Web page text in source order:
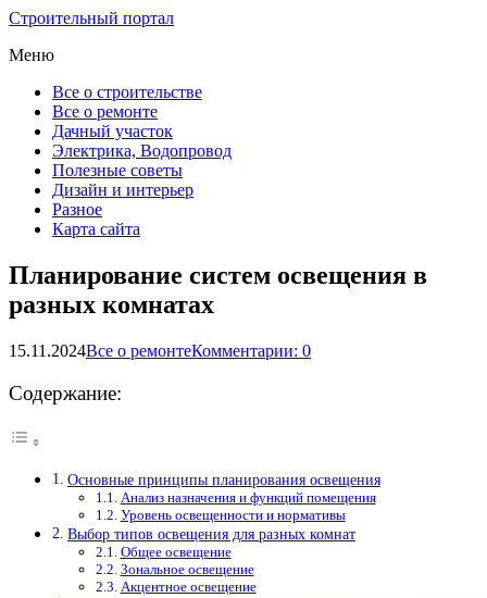
Строительный портал
Меню
Все о строительстве
Все о ремонте
Дачный участок
Электрика, Водопровод
Полезные советы
Дизайн и интерьер
Разное
Карта сайта
Планирование систем освещения в
разных комнатах
15.11.2024Все о ремонтеКомментарии: 0
Содержание:
Основные принципы планирования освещения
Анализ назначения и функций помещения
Уровень освещенности и нормативы
Выбор типов освещения для разных комнат
Общее освещение
Зональное освещение
Акцентное освещение